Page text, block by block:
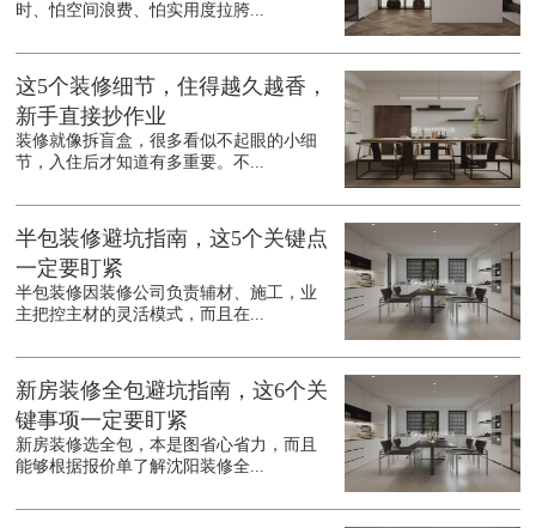
时、怕空间浪费、怕实用度拉胯...
这5个装修细节，住得越久越香，
新手直接抄作业
装修就像拆盲盒，很多看似不起眼的小细
节，入住后才知道有多重要。不...
半包装修避坑指南，这5个关键点
一定要盯紧
半包装修因装修公司负责辅材、施工，业
主把控主材的灵活模式，而且在...
新房装修全包避坑指南，这6个关
键事项一定要盯紧
新房装修选全包，本是图省心省力，而且
能够根据报价单了解沈阳装修全...